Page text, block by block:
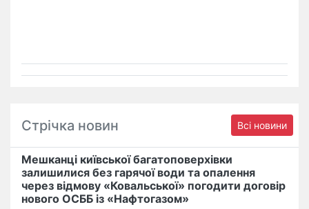
Стрічка новин Всі новини
Мешканці київської багатоповерхівки
залишилися без гарячої води та опалення
через відмову «Ковальської» погодити договір
нового ОСББ із «Нафтогазом»